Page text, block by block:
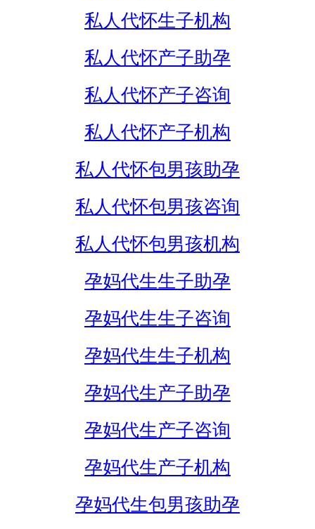
私人代怀生子机构
私人代怀产子助孕
私人代怀产子咨询
私人代怀产子机构
私人代怀包男孩助孕
私人代怀包男孩咨询
私人代怀包男孩机构
孕妈代生生子助孕
孕妈代生生子咨询
孕妈代生生子机构
孕妈代生产子助孕
孕妈代生产子咨询
孕妈代生产子机构
孕妈代生包男孩助孕